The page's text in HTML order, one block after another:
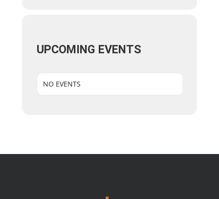
UPCOMING EVENTS
NO EVENTS